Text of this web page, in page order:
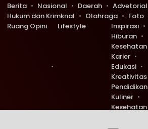
Berita Nasional Daerah
Advetorial
Hukum dan Krimknal
Olahraga Foto
Ruang Opini
Lifestyle
Inspirasi
Hiburan
Kesehatan
Karier
Edukasi
Kreativitas
Pendidikan
Kuliner
Kesehatan